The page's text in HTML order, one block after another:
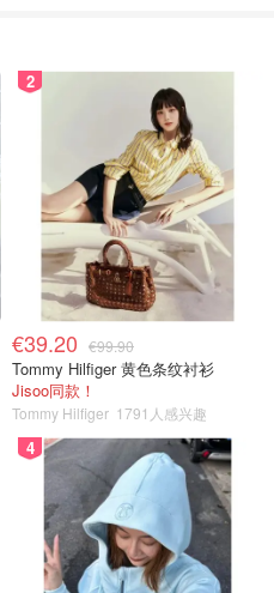
2
€39.20 €99.90
Tommy Hilfiger 黄色条纹衬衫
Jisoo同款！
Tommy Hilfiger 1791人感兴趣
4